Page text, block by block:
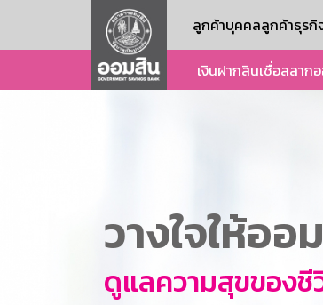
ลูกค้าบุคคลลูกค้าธุรกิ
เงินฝากสินเชื่อสลาก
วางใจให้ออ
ดูแลความสุขของ